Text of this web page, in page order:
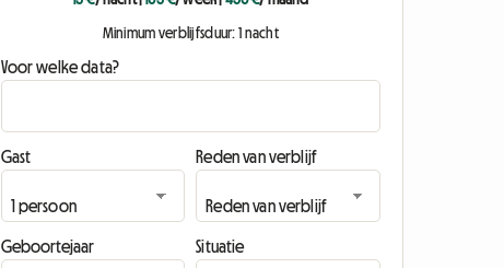
Minimum verblijfsduur: 1 nacht
Voor welke data?
Gast Reden van verblijf
Geboortejaar Situatie